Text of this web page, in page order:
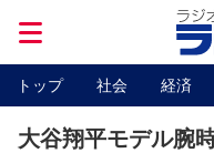
トップ 社会 経済
大谷翔平モデル腕